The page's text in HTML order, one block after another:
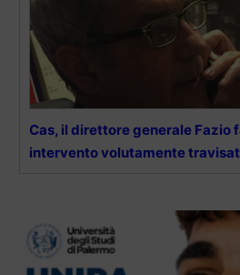
Cas, il direttore generale Fazio
intervento volutamente